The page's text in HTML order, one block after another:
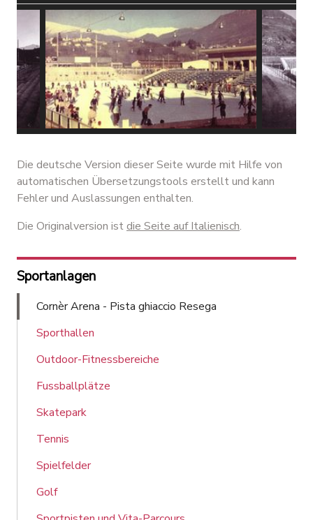
Die deutsche Version dieser Seite wurde mit Hilfe von
automatischen Übersetzungstools erstellt und kann
Fehler und Auslassungen enthalten.
Die Originalversion istdie Seite auf Italienisch.
Sportanlagen
Cornèr Arena - Pista ghiaccio Resega
Sporthallen
Outdoor-Fitnessbereiche
Fussballplätze
Skatepark
Tennis
Spielfelder
Golf